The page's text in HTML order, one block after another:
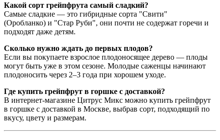
Какой сорт грейпфрута самый сладкий?
Самые сладкие — это гибридные сорта "Свити"
(Оробланко) и "Стар Руби", они почти не содержат горечи и
подходят даже детям.
Сколько нужно ждать до первых плодов?
Если вы покупаете взрослое плодоносящее дерево — плоды
могут быть уже в этом сезоне. Молодые саженцы начинают
плодоносить через 2–3 года при хорошем уходе.
Где купить грейпфрут в горшке с доставкой?
В интернет-магазине Цитрус Микс можно купить грейпфрут
в горшке с доставкой в Москве, выбрав сорт, подходящий по
вкусу, цвету и размерам.